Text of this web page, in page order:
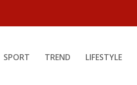
SPORT TREND LIFESTYLE